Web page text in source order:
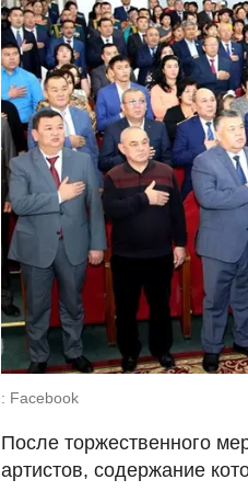
: Facebook
После торжественного
артистов, содержание